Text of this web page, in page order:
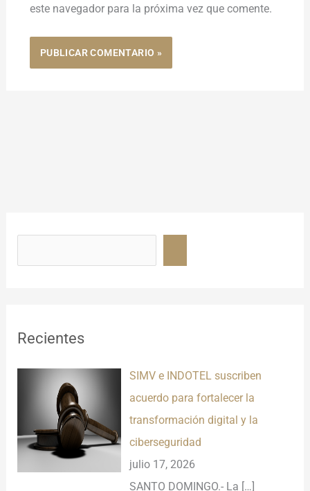
este navegador para la próxima vez que comente.
s
rRecientes
SIMV e INDOTEL suscriben
acuerdo para fortalecer la
transformación digital y la
ciberseguridad
julio 17, 2026
SANTO DOMINGO.- La […]